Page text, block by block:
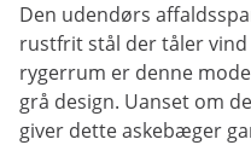
Den udendørs
rustfrit stål der tåler
rygerrum er denne
grå design. Uanset om
giver dette askebæger